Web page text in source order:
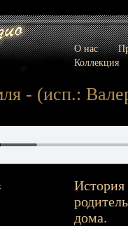
О нас
Коллекция
- (исп.:
История
дома.